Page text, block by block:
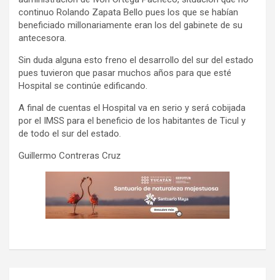
continuo Rolando Zapata Bello pues los que se habían
beneficiado millonariamente eran los del gabinete de su
antecesora.
Sin duda alguna esto freno el desarrollo del sur del estado
pues tuvieron que pasar muchos años para que esté
Hospital se continúe edificando.
A final de cuentas el Hospital va en serio y será cobijada
por el IMSS para el beneficio de los habitantes de Ticul y
de todo el sur del estado.
Guillermo Contreras Cruz